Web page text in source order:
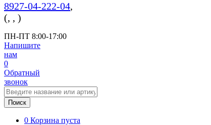
8927-04-222-04,
(, , )
ПН-ПТ 8:00-17:00
Напишите
нам
0
Обратный
звонок
Поиск
0 Корзина пуста